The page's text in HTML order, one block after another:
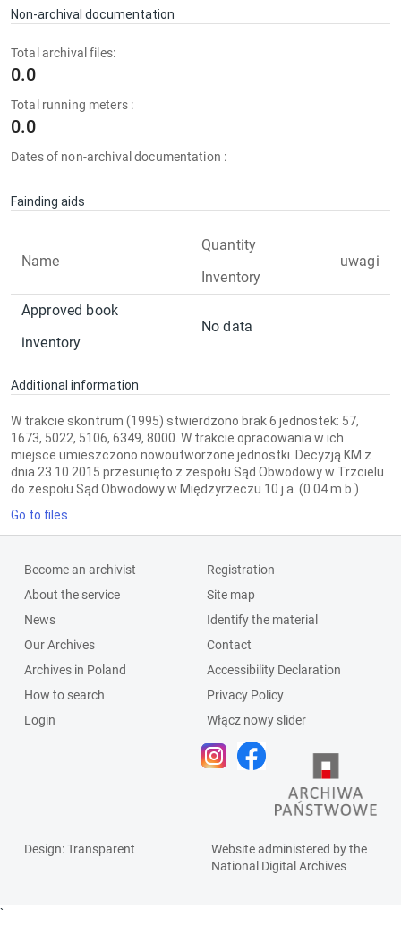
Non-archival documentation
Total archival files:
0.0
Total running meters :
0.0
Dates of non-archival documentation :
Fainding aids
Name
Quantity
Inventory
uwagi
Approved book
inventory
No data
Additional information
W trakcie skontrum (1995) stwierdzono brak 6 jednostek: 57,
1673, 5022, 5106, 6349, 8000. W trakcie opracowania w ich
miejsce umieszczono nowoutworzone jednostki. Decyzją KM z
dnia 23.10.2015 przesunięto z zespołu Sąd Obwodowy w Trzcielu
do zespołu Sąd Obwodowy w Międzyrzeczu 10 j.a. (0.04 m.b.)
Go to files
Become an archivist
About the service
News
Our Archives
Archives in Poland
How to search
Login
Registration
Site map
Identify the material
Contact
Accessibility Declaration
Privacy Policy
Włącz nowy slider
Design: Transparent
Website administered by the
National Digital Archives
`